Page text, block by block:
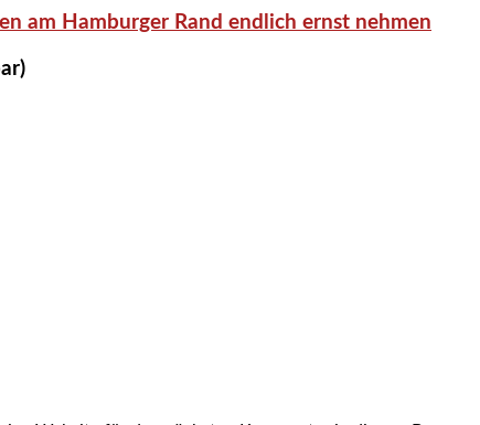
am Hamburger Rand endlich ernst nehmen